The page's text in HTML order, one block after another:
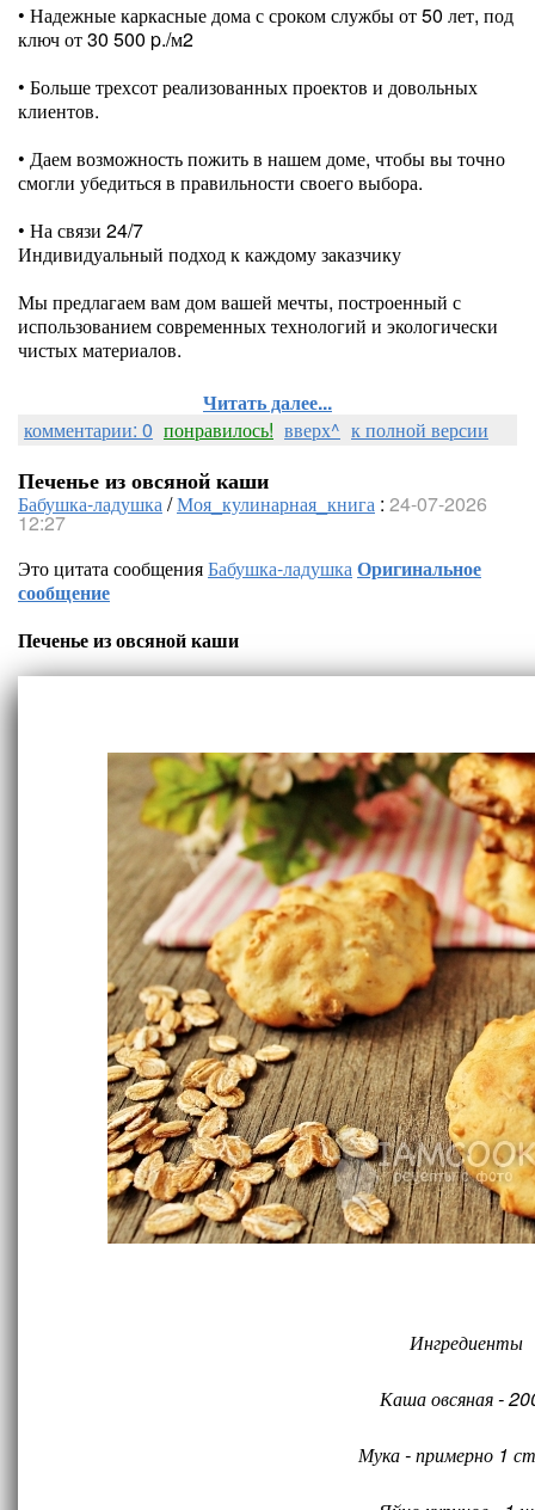
• Надежные каркасные дома с сроком службы от 50 лет, под
ключ от 30 500 p./м2
• Больше трехсот реализованных проектов и довольных
клиентов.
• Даем возможность пожить в нашем доме, чтобы вы точно
смогли убедиться в правильности своего выбора.
• На связи 24/7
Индивидуальный подход к каждому заказчику
Мы предлагаем вам дом вашей мечты, построенный с
использованием современных технологий и экологически
чистых материалов.
Читать далее...
комментарии: 0 понравилось! вверх^ к полной версии
Печенье из овсяной каши
Бабушка-ладушка/Моя_кулинарная_книга : 24-07-2026
12:27
Это цитата сообщенияБабушка-ладушкаОригинальное
сообщение
Печенье из овсяной каши
Ингредиенты
Каша овсяная -
Мука - примерно 1